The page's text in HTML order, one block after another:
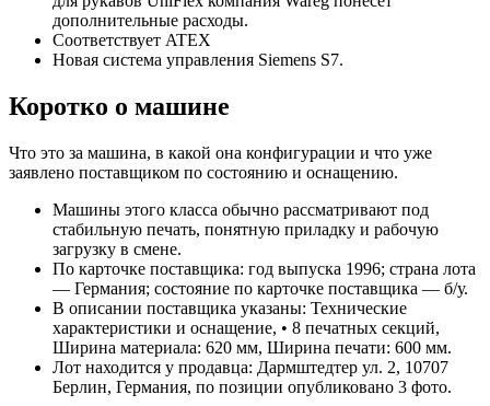
дополнительные расходы.
Соответствует ATEX
Новая система управления Siemens S7.
Коротко о машине
Что это за машина, в какой она конфигурации и что уже
заявлено поставщиком по состоянию и оснащению.
Машины этого класса обычно рассматривают под
стабильную печать, понятную приладку и рабочую
загрузку в смене.
По карточке поставщика: год выпуска 1996; страна лота
— Германия; состояние по карточке поставщика — б/у.
В описании поставщика указаны: Технические
характеристики и оснащение, • 8 печатных секций,
Ширина материала: 620 мм, Ширина печати: 600 мм.
Лот находится у продавца: Дармштедтер ул. 2, 10707
Берлин, Германия, по позиции опубликовано 3 фото.